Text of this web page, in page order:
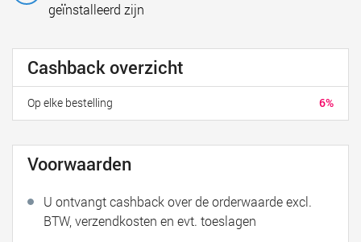
geïnstalleerd zijn
Cashback overzicht
6%
Op elke bestelling
Voorwaarden
U ontvangt cashback over de orderwaarde excl.
BTW, verzendkosten en evt. toeslagen